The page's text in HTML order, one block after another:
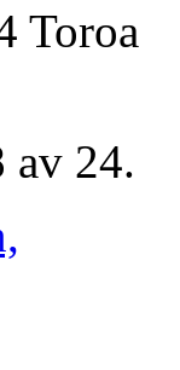
Toroa
av 24.